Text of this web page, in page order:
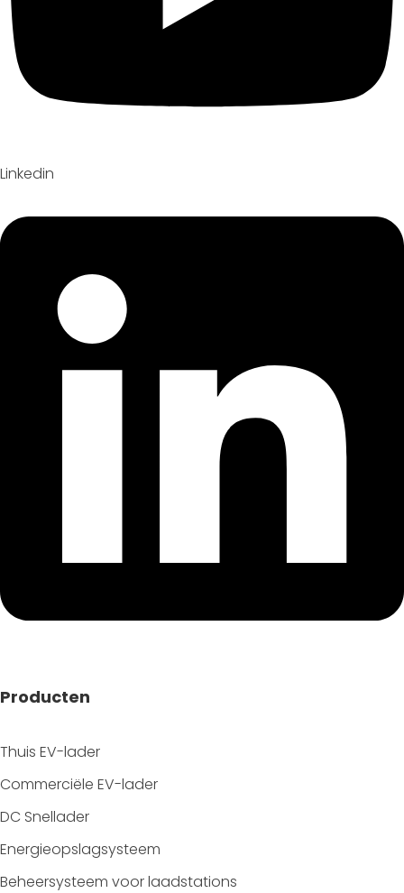
Linkedin
Producten
Thuis EV-lader
Commerciële EV-lader
DC Snellader
Energieopslagsysteem
Beheersysteem voor laadstations